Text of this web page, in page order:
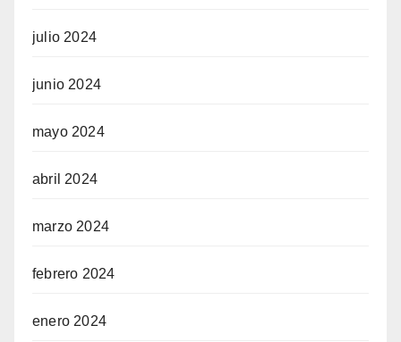
julio 2024
junio 2024
mayo 2024
abril 2024
marzo 2024
febrero 2024
enero 2024